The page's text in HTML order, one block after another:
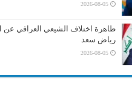
2026-08-05
ظاهرة اختلاف الشيعي العراقي عن
رياض سعد
2026-08-05